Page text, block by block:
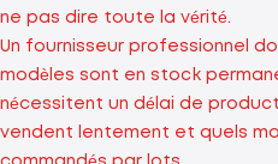
ne pas dire toute la vérité.
Un fournisseur professionnel
modèles sont en stock
nécessitent un délai de
vendent lentement et quels